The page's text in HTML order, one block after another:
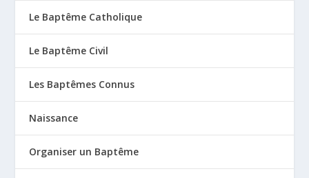
Le Baptême Catholique
Le Baptême Civil
Les Baptêmes Connus
Naissance
Organiser un Baptême